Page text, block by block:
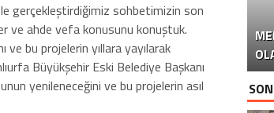
gerçekleştirdiğimiz sohbetimizin son
ve ahde vefa konusunu konuştuk.
ve bu projelerin yıllara yayılarak
Büyükşehir Eski Belediye Başkanı
yenileneceğini ve bu projelerin asıl